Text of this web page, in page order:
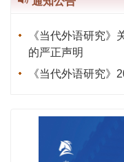
《当代外语研究》
的严正声明
《当代外语研究》